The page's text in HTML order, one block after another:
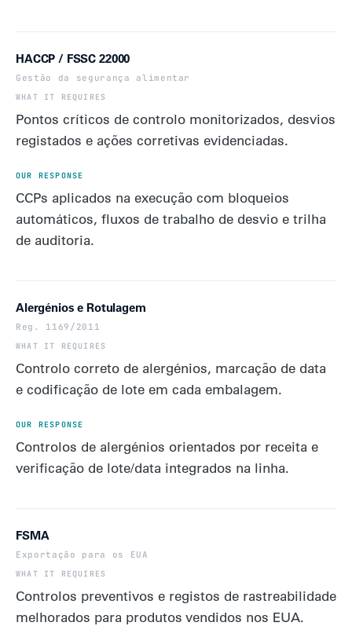
HACCP / FSSC 22000
Gestão da segurança alimentar
Pontos críticos de controlo monitorizados, desvios
registados e ações corretivas evidenciadas.
CCPs aplicados na execução com bloqueios
automáticos, fluxos de trabalho de desvio e trilha
de auditoria.
Alergénios e Rotulagem
Reg. 1169/2011
Controlo correto de alergénios, marcação de data
e codificação de lote em cada embalagem.
Controlos de alergénios orientados por receita e
verificação de lote/data integrados na linha.
FSMA
Exportação para os EUA
Controlos preventivos e registos de rastreabilidade
melhorados para produtos vendidos nos EUA.